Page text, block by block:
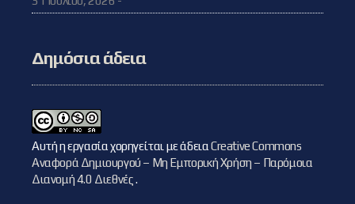
Δημόσια άδεια
Αυτή η εργασία χορηγείται με άδειαCreative Commons
Αναφορά Δημιουργού – Μη Εμπορική Χρήση – Παρόμοια
Διανομή 4.0 Διεθνές.